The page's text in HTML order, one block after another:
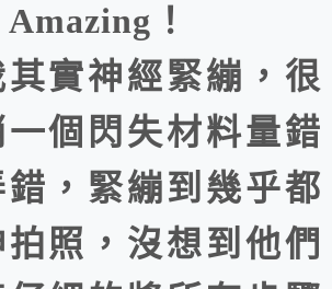
！
實神經緊繃，很
個閃失材料量錯
，緊繃到幾乎都
照，沒想到他們